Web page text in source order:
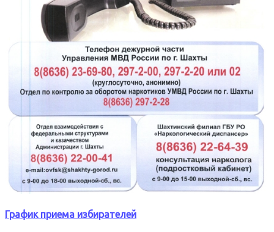
График приема избирателей